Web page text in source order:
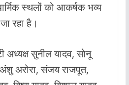
स्थलों को आकर्षक भव्य
रहा है।
अध्यक्ष सुनील यादव, सोनू
अरोरा, संजय राजपूत,